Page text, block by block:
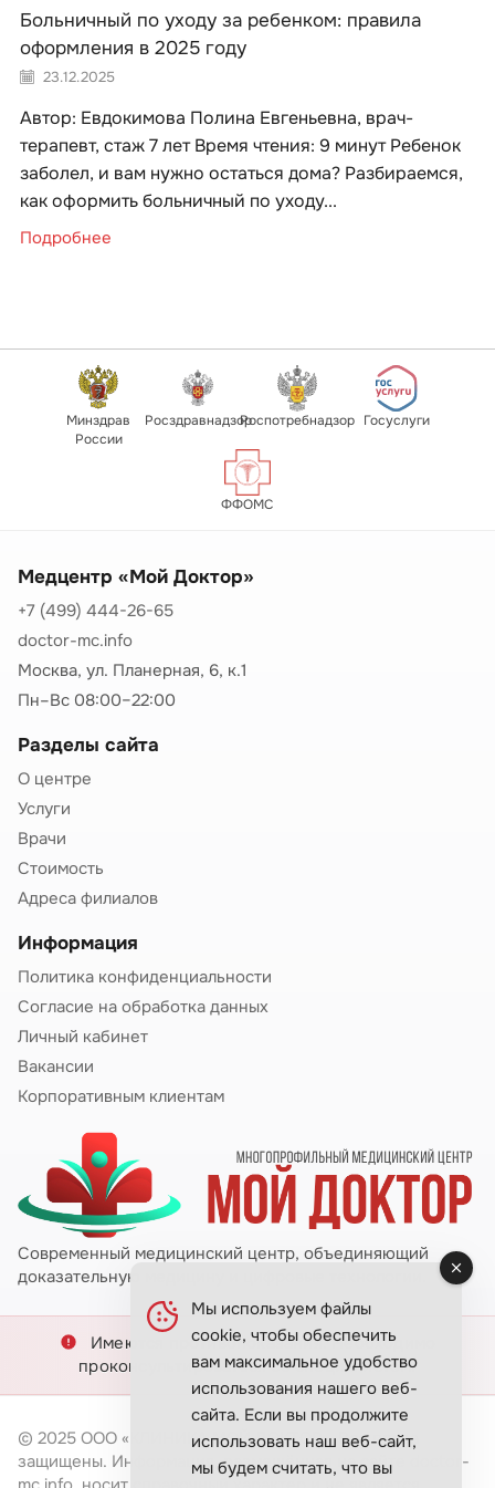
Больничный по уходу за ребенком: правила
оформления в 2025 году
23.12.2025
Автор: Евдокимова Полина Евгеньевна, врач-
терапевт, стаж 7 лет Время чтения: 9 минут Ребенок
заболел, и вам нужно остаться дома? Разбираемся,
как оформить больничный по уходу...
Подробнее
Минздрав
России
РосздравнадзорРоспотребнадзор Госуслуги
ФФОМС
Медцентр «Мой Доктор»
+7 (499) 444-26-65
doctor-mc.info
Москва, ул. Планерная, 6, к.1
Пн–Вс 08:00–22:00
Разделы сайта
О центре
Услуги
Врачи
Стоимость
Адреса филиалов
Информация
Политика конфиденциальности
Согласие на обработка данных
Личный кабинет
Вакансии
Корпоративным клиентам
Современный медицинский центр, объединяющий
доказательную медицину и цифровые технологии.
Имеются противопоказания. Необходимо
проконсультироваться со специалистом.
© 2025 ООО «КЛИНИКА МОЙ ДОКТОР». Все права
защищены. Информация, размещённая на сайте doctor-
Мы используем файлы
cookie, чтобы обеспечить
вам максимальное удобство
использования нашего веб-
сайта. Если вы продолжите
использовать наш веб-сайт,
мы будем считать, что вы